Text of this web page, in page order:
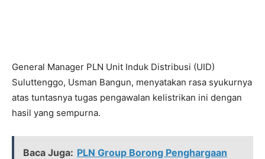
General Manager PLN Unit Induk Distribusi (UID)
Suluttenggo, Usman Bangun, menyatakan rasa syukurnya
atas tuntasnya tugas pengawalan kelistrikan ini dengan
hasil yang sempurna.
Baca Juga: PLN Group Borong Penghargaan